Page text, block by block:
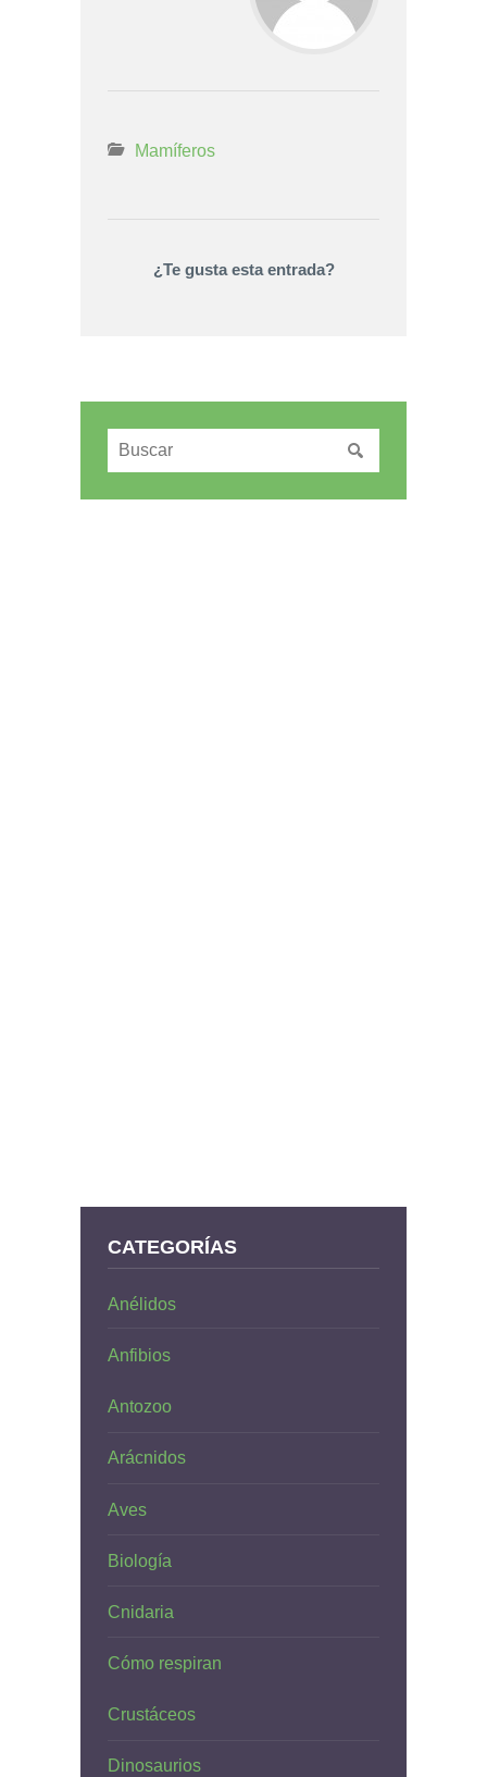
Mamíferos
¿Te gusta esta entrada?
CATEGORÍAS
Anélidos
Anfibios
Antozoo
Arácnidos
Aves
Biología
Cnidaria
Cómo respiran
Crustáceos
Dinosaurios